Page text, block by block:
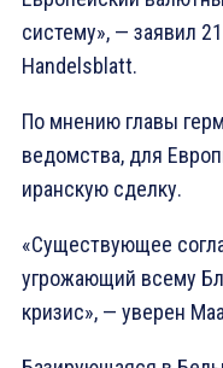
систему», — заявил
Handelsblatt.
По мнению главы
ведомства, для
иранскую сделку.
«Существующее
угрожающий всему
кризис», — уверен